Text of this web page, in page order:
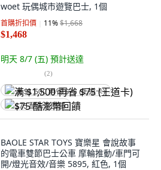
woet 玩偶城市遊覽巴士, 1個
首購折扣價 11%$1,668
$1,468
明天 8/7 (五) 預計送達
(2)
满 $1,500 再省 $75 (王道卡)
$75 酷澎幣回饋
BAOLE STAR TOYS 寶樂星 會說故事
的電車雙節巴士公車 摩輪推動/車門可
開/燈光音效/音樂 5895, 紅色, 1個